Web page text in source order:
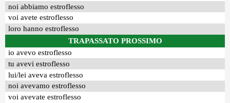
noi abbiamo estroflesso
voi avete estroflesso
loro hanno estroflesso
TRAPASSATO PROSSIMO
io avevo estroflesso
tu avevi estroflesso
lui/lei aveva estroflesso
noi avevamo estroflesso
voi avevate estroflesso